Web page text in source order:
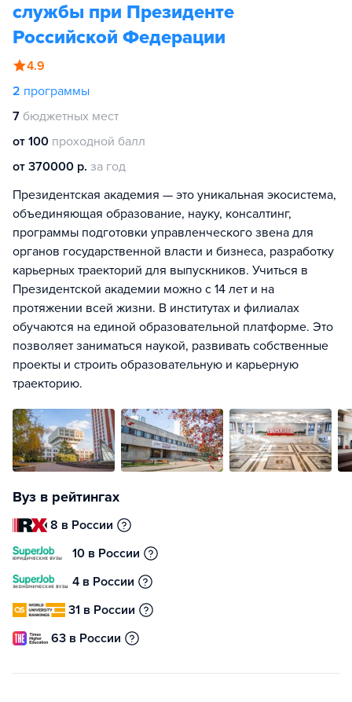
службы при Президенте
Российской Федерации
4.9
2 программы
7 бюджетных мест
от 100 проходной балл
от 370000 р. за год
Президентская академия — это уникальная экосистема,
объединяющая образование, науку, консалтинг,
программы подготовки управленческого звена для
органов государственной власти и бизнеса, разработку
карьерных траекторий для выпускников. Учиться в
Президентской академии можно с 14 лет и на
протяжении всей жизни. В институтах и филиалах
обучаются на единой образовательной платформе. Это
позволяет заниматься наукой, развивать собственные
проекты и строить образовательную и карьерную
траекторию.
Вуз в рейтингах
8 в России
10 в России
4 в России
31 в России
63 в России